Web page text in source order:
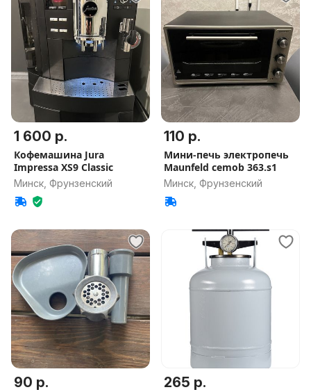
1 600 р.
Кофемашина Jura
Impressa XS9 Classic
Минск, Фрунзенский
110 р.
Мини-печь электропечь
Maunfeld cemob 363.s1
Минск, Фрунзенский
90 р. 265 р.